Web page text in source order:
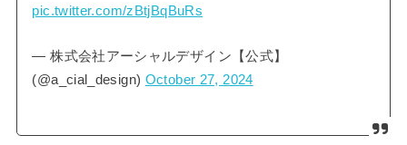
pic.twitter.com/zBtjBqBuRs
— 株式会社アーシャルデザイン【公式】
(@a_cial_design) October 27, 2024